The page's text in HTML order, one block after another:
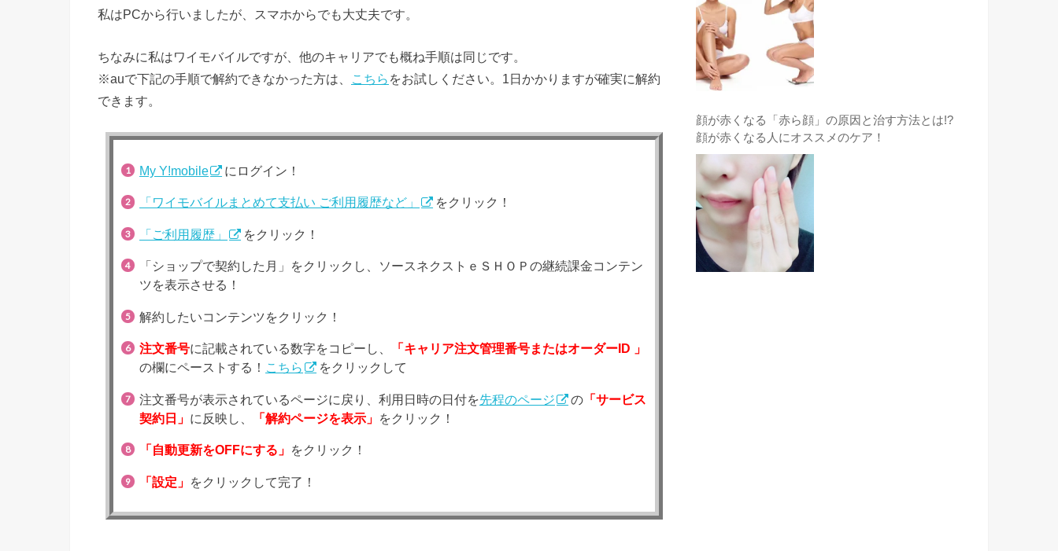
私はPCから行いましたが、スマホからでも大丈夫です。
ちなみに私はワイモバイルですが、他のキャリアでも概ね手順は同じです。
※auで下記の手順で解約できなかった方は、
こちら をお試しください。1日かかりますが確実に解約
できます。
My Y!mobile にログイン！
「ワイモバイルまとめて支払い ご利用履歴など」 をクリック！
「ご利用履歴」 をクリック！
「ショップで契約した月」をクリックし、ソースネクストｅＳＨＯＰの継続課金コンテン
ツを表示させる！
解約したいコンテンツをクリック！
注文番号に記載されている数字をコピーし、
「キャリア注文管理番号またはオーダーID 」
の欄にペーストする！ こちら をクリックして
注文番号が表示されているページに戻り、利用日時の日付を先程のページ の 「サービス
契約日」 に反映し、 「解約ページを表示」 をクリック！
「自動更新をOFFにする」 をクリック！
「設定」 をクリックして完了！
顔が赤くなる「赤ら顔」の原因と治す方法とは!?
顔が赤くなる人にオススメのケア！